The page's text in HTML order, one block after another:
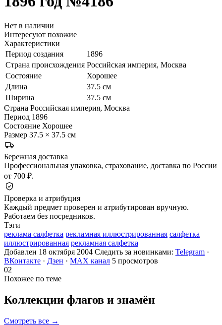
Нет в наличии
Интересуют похожие
Характеристики
Период создания
1896
Страна происхождения Российская империя, Москва
Состояние
Хорошее
Длина
37.5 см
Ширина
37.5 см
Страна Российская империя, Москва
Период 1896
Состояние Хорошее
Размер 37.5 × 37.5 см
Бережная доставка
Профессиональная упаковка, страхование, доставка по России
от 700 ₽.
Проверка и атрибуция
Каждый предмет проверен и атрибутирован вручную.
Работаем без посредников.
Тэги
реклама салфетка рекламная иллюстрированная салфетка
иллюстрированная рекламная салфетка
Добавлен 18 октября 2004 Следить за новинками: Telegram ·
ВКонтакте · Дзен · MAX канал 5 просмотров
02
Похожее по теме
Коллекции флагов и знамён
Смотреть все →